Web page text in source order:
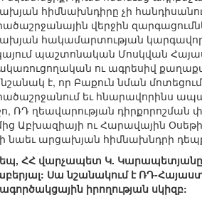
հիմնախնդիրը չի
վերջին
հակամարտության
պաշտոնական Մոսկվան
ու ագրեսիվ
է, որ Բաքուն նման
եւ հնարավորինս
ՌԴ ղեավարության
Աբխազիայի ու Հարավային
նաեւ արցախյան հիմնախնդրի
ՀՀ վարչապետ Կ. Կարապետյանը
Սա նշանակում է ՌԴ-
իրողության սկիզբ: